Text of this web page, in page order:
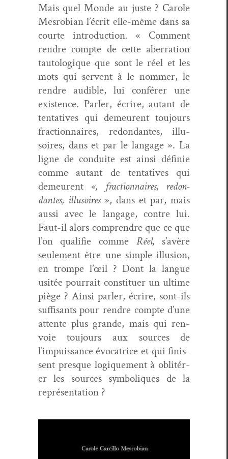
Mais quel Monde au juste ? Car­ole
Mes­ro­bian l’écrit elle-même dans sa
courte intro­duc­tion. « Com­ment
ren­dre compte de cette aber­ra­tion
tau­tologique que sont le réel et les
mots qui ser­vent à le nom­mer, le
ren­dre audi­ble, lui con­fér­er une
exis­tence. Par­ler, écrire, autant de
ten­ta­tives qui demeurent tou­jours
frac­tion­naires, redon­dantes, illu­
soires, dans et par le lan­gage ». La
ligne de con­duite est ain­si définie
comme autant de ten­ta­tives qui
demeurent «, frac­tion­naires, redon­
dantes, illu­soires», dans et par, mais
aus­si avec le lan­gage, con­tre lui.
Faut-il alors com­pren­dre que ce que
l’on qual­i­fie comme Réel, s’avère
seule­ment être une sim­ple illu­sion,
en trompe l’œil ? Dont la langue
usitée pour­rait con­stituer un ultime
piège ? Ain­si par­ler, écrire, sont-ils
suff­isants pour ren­dre compte d’une
attente plus grande, mais qui ren­
voie tou­jours aux sources de
l’impuissance évo­ca­trice et qui finis­
sent presque logique­ment à oblitér­
er les sources sym­bol­iques de la
représentation ?